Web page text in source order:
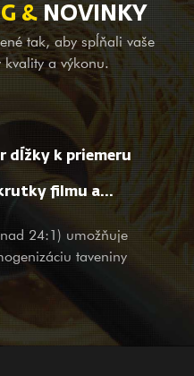
valec GⅡ 113 zo zliatiny
z našich prvých
zliatinových bimetalov
zariadení pre
v zahraničí sme tiež
služby OEM, pomoc pri
služby pre veľké a
na to, či ste našim
zákazníkom, s
vašu návštevu a otázky s
službami.
&NOVINKY
tak, aby spĺňali vaše
kvality a výkonu.
dĺžky k priemeru
filmu a
24:1) umožňuje
taveniny